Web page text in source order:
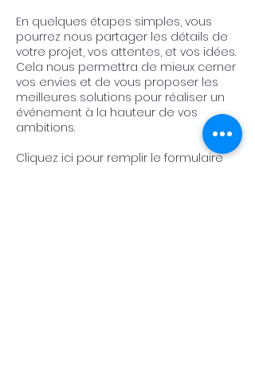
En quelques étapes simples, vous
pourrez nous partager les détails de
votre projet, vos attentes, et vos idées.
Cela nous permettra de mieux cerner
vos envies et de vous proposer les
meilleures solutions pour réaliser un
événement à la hauteur de vos
ambitions.
Cliquez ici pour remplir le formulaire